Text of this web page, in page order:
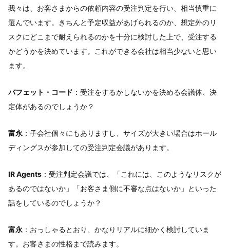
我々は、お客さまからの依頼内容の受注判定を行い、相当慎重に
選んでいます。きちんと予定収益があげられるのか、想定外のリ
スクにどこまで耐えられるのかを十分に検討した上で、受注する
かどうかを決めています。これができる会社は相当少ないと思い
ます。
バフェット・コード ：受注をするかしないかを決める会議体、決
定体があるのでしょうか？
富永 ：子会社個々にもありますし、サイズが大きい場合はホール
ディングスが参加しての受注判定会議があります。
IR Agents ：受注判定会議では、「これには、このようなリスクが
あるのではないか」「お客さま側に不審な点はないか」といった
話をしているのでしょうか？
富永 ：おっしゃるとおり、かなりリアルに細かく検討していま
す。お客さまの性格まで読みます。